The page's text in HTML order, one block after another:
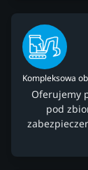
Kompleksowa
Oferujemy
pod